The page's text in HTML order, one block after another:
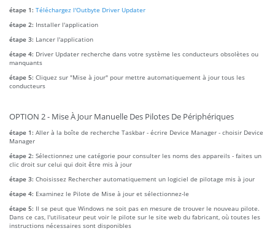
étape 1: Téléchargez l'Outbyte Driver Updater
étape 2: Installer l'application
étape 3: Lancer l'application
étape 4: Driver Updater recherche dans votre système les conducteurs obsolètes ou
manquants
étape 5: Cliquez sur "Mise à jour" pour mettre automatiquement à jour tous les
conducteurs
OPTION 2 - Mise À Jour Manuelle Des Pilotes De Périphériques
étape 1: Aller à la boîte de recherche Taskbar - écrire Device Manager - choisir Device
Manager
étape 2: Sélectionnez une catégorie pour consulter les noms des appareils - faites un
clic droit sur celui qui doit être mis à jour
étape 3: Choisissez Rechercher automatiquement un logiciel de pilotage mis à jour
étape 4: Examinez le Pilote de Mise à jour et sélectionnez-le
étape 5: Il se peut que Windows ne soit pas en mesure de trouver le nouveau pilote.
Dans ce cas, l'utilisateur peut voir le pilote sur le site web du fabricant, où toutes les
instructions nécessaires sont disponibles